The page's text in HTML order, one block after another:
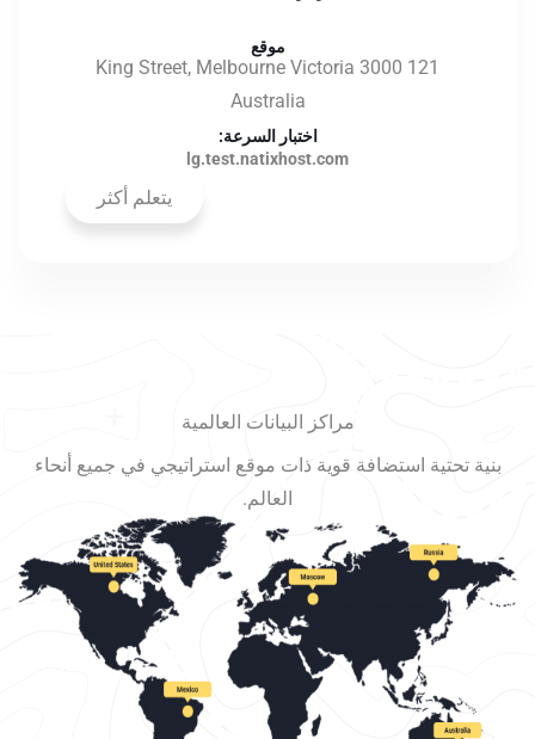
موقع
121 King Street, Melbourne Victoria 3000
Australia
اختبار السرعة:
lg.test.natixhost.com
يتعلم أكثر
مراكز البيانات العالمية
بنية تحتية استضافة قوية ذات موقع استراتيجي في جميع أنحاء
العالم.